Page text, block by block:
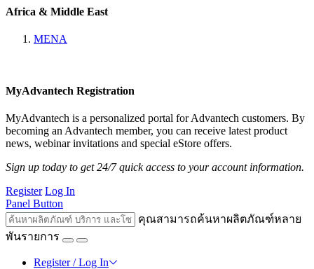
Africa & Middle East
MENA
MyAdvantech Registration
MyAdvantech is a personalized portal for Advantech customers. By
becoming an Advantech member, you can receive latest product
news, webinar invitations and special eStore offers.
Sign up today to get 24/7 quick access to your account information.
Register Log In
Panel Button
คุณสามารถค้นหาผลิตภัณฑ์หลาย
พันรายการ
Register / Log In